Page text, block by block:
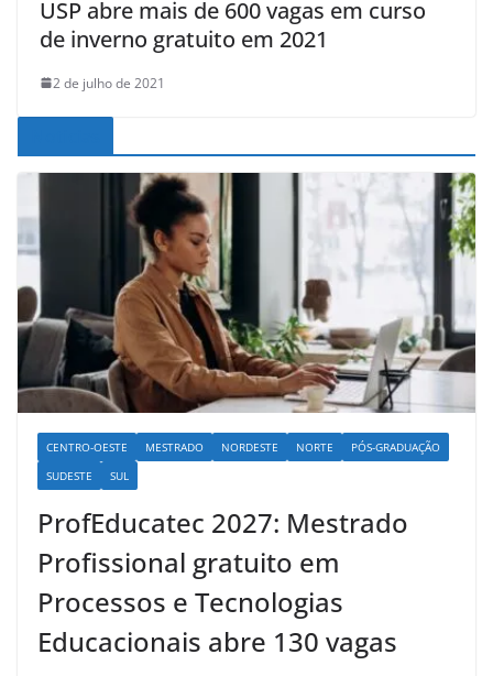
USP abre mais de 600 vagas em curso
de inverno gratuito em 2021
2 de julho de 2021
CENTRO-OESTE MESTRADO NORDESTE NORTE
PÓS-GRADUAÇÃO
SUDESTE
SUL
ProfEducatec 2027: Mestrado
Profissional gratuito em
Processos e Tecnologias
Educacionais abre 130 vagas